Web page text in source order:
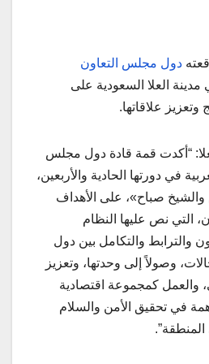
دول مجلس التعاون
في مدينة العلا السعودية على
وتعزيز علاقاتها.
“أكدت قمة قادة دول مجلس
في دورتها الحادية والأربعين،
صباح»، على الأهداف
التي نص عليها النظام
والترابط والتكامل بين دول
وصولاً إلى وحدتها، وتعزيز
والعمل كمجموعة اقتصادية
في تحقيق الأمن والسلام
المنطقة”.